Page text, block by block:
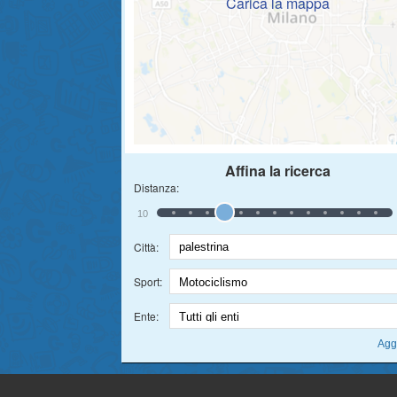
Affina la ricerca
Distanza:
10
Città:
Sport:
Ente: